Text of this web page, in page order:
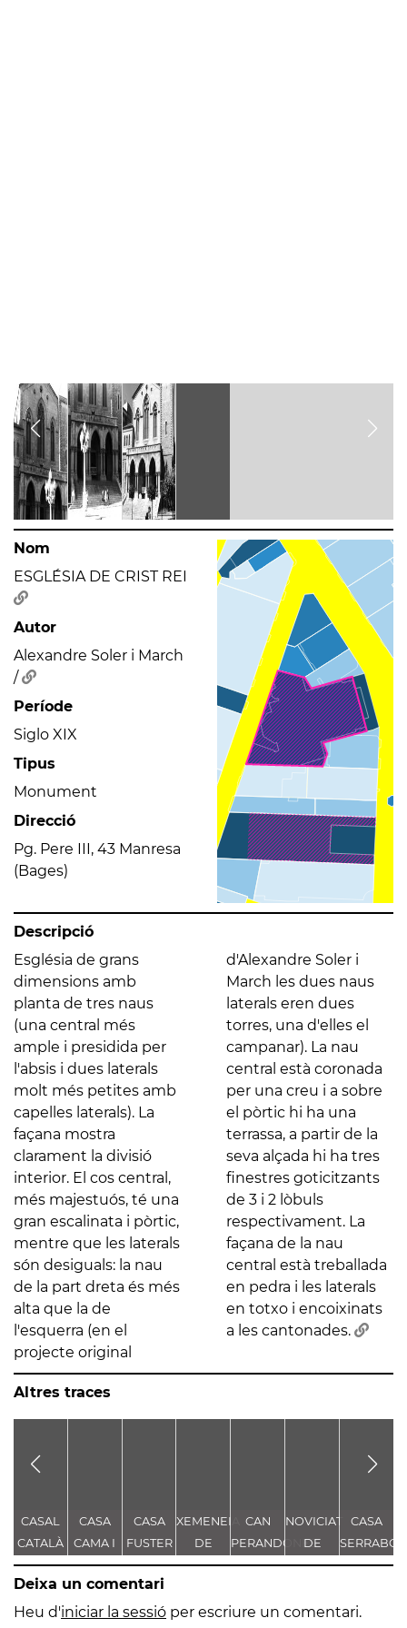
Nom
ESGLÉSIA DE CRIST REI
Autor
Alexandre Soler i March
/
Període
Siglo XIX
Tipus
Monument
Direcció
Pg. Pere III, 43 Manresa
(Bages)
Descripció
Església de grans
dimensions amb
planta de tres naus
(una central més
ample i presidida per
l'absis i dues laterals
molt més petites amb
capelles laterals). La
façana mostra
clarament la divisió
interior. El cos central,
més majestuós, té una
gran escalinata i pòrtic,
mentre que les laterals
són desiguals: la nau
de la part dreta és més
alta que la de
l'esquerra (en el
projecte original
d'Alexandre Soler i
March les dues naus
laterals eren dues
torres, una d'elles el
campanar). La nau
central està coronada
per una creu i a sobre
el pòrtic hi ha una
terrassa, a partir de la
seva alçada hi ha tres
finestres goticitzants
de 3 i 2 lòbuls
respectivament. La
façana de la nau
central està treballada
en pedra i les laterals
en totxo i encoixinats
a les cantonades.
Altres traces
CASAL
CATALÀ
CASA
CAMA I
ESCURRA
CASA
FUSTER
XEMENEIA
DE
L'ANTIGA
C.E.L.O.
CAN
PERANDONES
- CASA
FARJAS
NOVICIAT
DE
NOSTRA
DE LA
CASA
SERRABOU
Deixa un comentari
Heu d'iniciar la sessió per escriure un comentari.